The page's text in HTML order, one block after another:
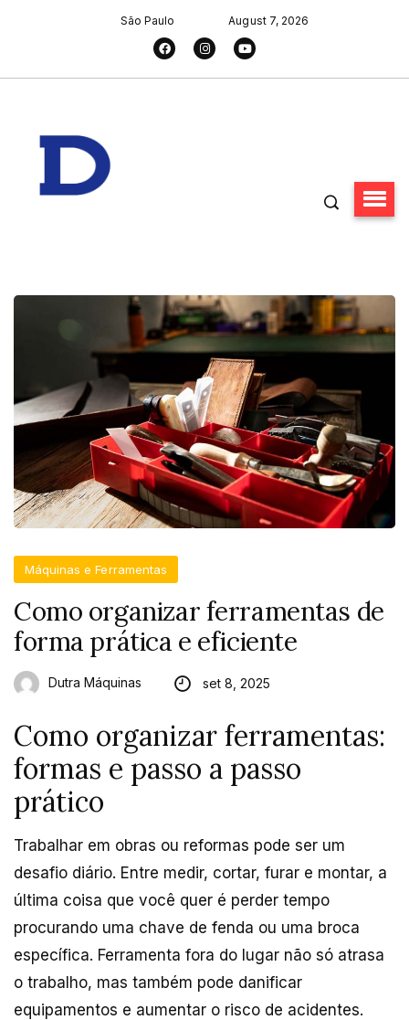
São Paulo August 7, 2026
Máquinas e Ferramentas
Como organizar ferramentas de
forma prática e eficiente
Dutra Máquinas set 8, 2025
Como organizar ferramentas:
formas e passo a passo
prático
Trabalhar em obras ou reformas pode ser um
desafio diário. Entre medir, cortar, furar e montar, a
última coisa que você quer é perder tempo
procurando uma chave de fenda ou uma broca
específica. Ferramenta fora do lugar não só atrasa
o trabalho, mas também pode danificar
equipamentos e aumentar o risco de acidentes.